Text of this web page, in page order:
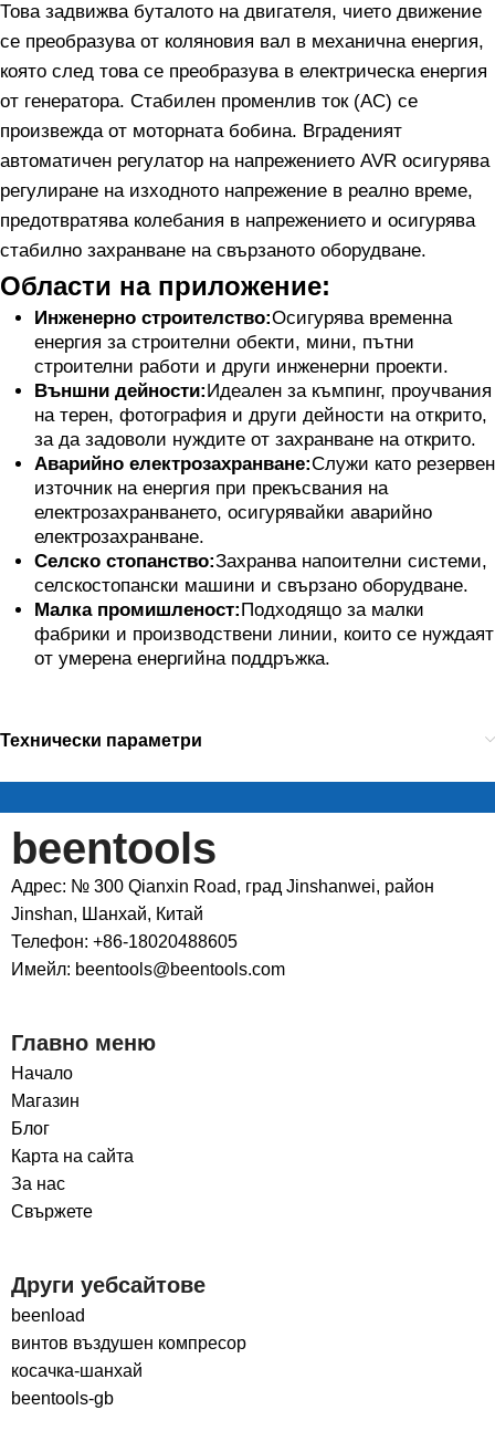
Това задвижва буталото на двигателя, чието движение
се преобразува от коляновия вал в механична енергия,
която след това се преобразува в електрическа енергия
от генератора. Стабилен променлив ток (AC) се
произвежда от моторната бобина. Вграденият
автоматичен регулатор на напрежението AVR осигурява
регулиране на изходното напрежение в реално време,
предотвратява колебания в напрежението и осигурява
стабилно захранване на свързаното оборудване.
Области на приложение:
Инженерно строителство:Осигурява временна
енергия за строителни обекти, мини, пътни
строителни работи и други инженерни проекти.
Външни дейности:Идеален за къмпинг, проучвания
на терен, фотография и други дейности на открито,
за да задоволи нуждите от захранване на открито.
Аварийно електрозахранване:Служи като резервен
източник на енергия при прекъсвания на
електрозахранването, осигурявайки аварийно
електрозахранване.
Селско стопанство:Захранва напоителни системи,
селскостопански машини и свързано оборудване.
Малка промишленост:Подходящо за малки
фабрики и производствени линии, които се нуждаят
от умерена енергийна поддръжка.
Технически параметри
beentools
Адрес: № 300 Qianxin Road, град Jinshanwei, район
Jinshan, Шанхай, Китай
Телефон: +86-18020488605
Имейл: beentools@beentools.com
Главно меню
Начало
Магазин
Блог
Карта на сайта
За нас
Свържете
Други уебсайтове
beenload
винтов въздушен компресор
косачка-шанхай
beentools-gb